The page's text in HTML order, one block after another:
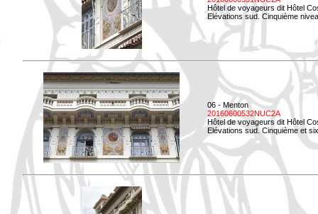
Hôtel de voyageurs dit Hôtel
Elévations sud. Cinquième
06 - Menton
20160600532NUC2A
Hôtel de voyageurs dit Hôtel
Elévations sud. Cinquième et